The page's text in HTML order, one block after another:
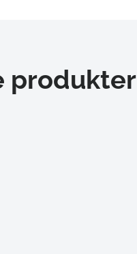
produkter